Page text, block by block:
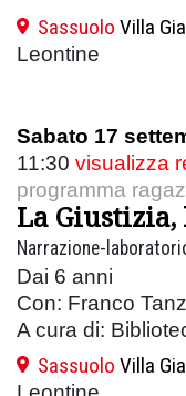
Sassuolo Villa
Leontine
Sabato 17
11:30 visualizza
programma
La
Narrazione-
Dai 6 anni
Con: Franco
A cura di:
Sassuolo Villa